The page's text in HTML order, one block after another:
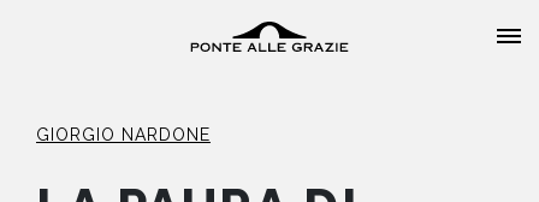
GIORGIO NARDONE